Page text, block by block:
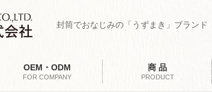
封筒でおなじみの「うずまき」ブランド
OEM・ODM
FOR COMPANY
商 品
PRODUCT